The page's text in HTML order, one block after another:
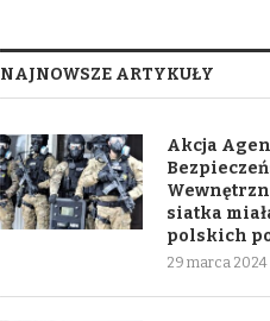
NAJNOWSZE ARTYKUŁY
Akcja
siatka
polskich
29 marca 2024